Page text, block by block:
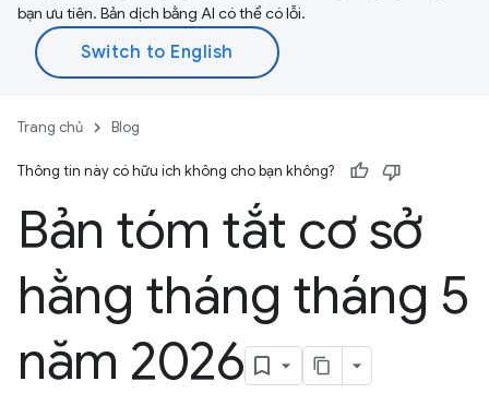
bạn ưu tiên. Bản dịch bằng AI có thể có lỗi.
Trang chủ Blog
Thông tin này có hữu ích không cho bạn không?
Bản tóm tắt cơ sở
hằng tháng tháng 5
năm 2026